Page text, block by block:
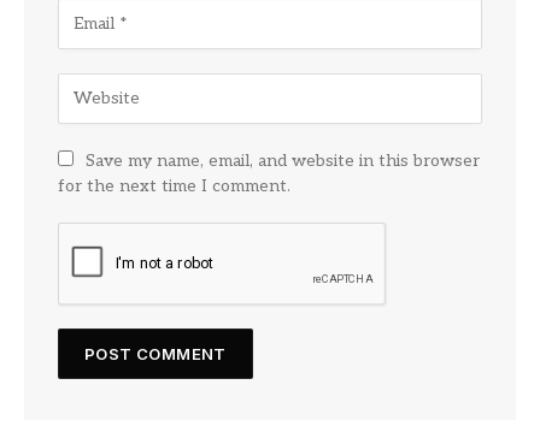
Save my name, email, and website in this browser
for the next time I comment.